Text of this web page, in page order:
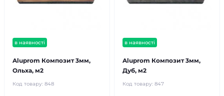
в наявності
Aluprom Композит 3мм,
Ольха, м2
Код товару: 848
в наявності
Aluprom Композит 3мм,
Дуб, м2
Код товару: 847